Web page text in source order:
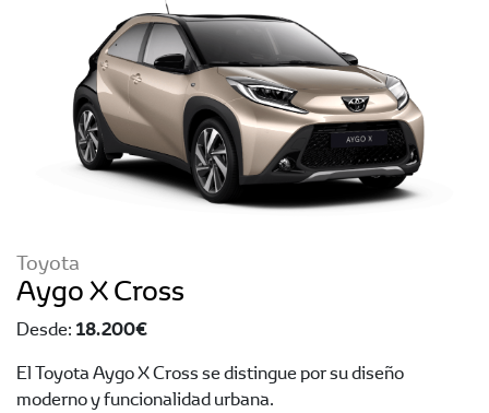
Toyota
Aygo X Cross
Desde: 18.200 €
El Toyota Aygo X Cross se distingue por su diseño
moderno y funcionalidad urbana.